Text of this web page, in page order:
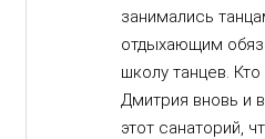
занимались
отдыхающим
школу танцев.
Дмитрия вновь и
этот санаторий,